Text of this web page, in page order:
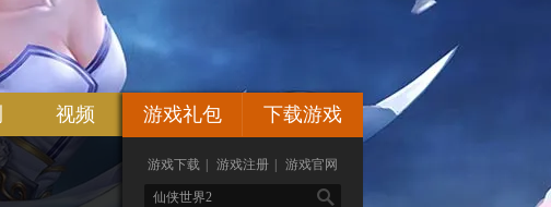
诛仙世界
视频 游戏礼包 下载游戏
游戏下载 游戏注册 游戏官网
